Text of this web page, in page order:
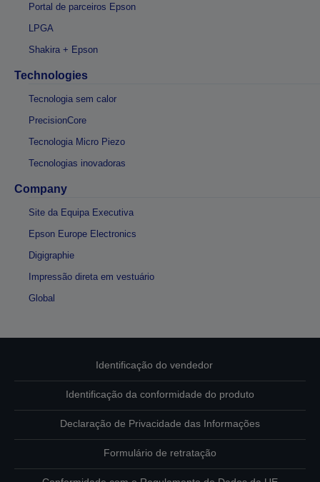
Portal de parceiros Epson
LPGA
Shakira + Epson
Technologies
Tecnologia sem calor
PrecisionCore
Tecnologia Micro Piezo
Tecnologias inovadoras
Company
Site da Equipa Executiva
Epson Europe Electronics
Digigraphie
Impressão direta em vestuário
Global
Identificação do vendedor
Identificação da conformidade do produto
Declaração de Privacidade das Informações
Formulário de retratação